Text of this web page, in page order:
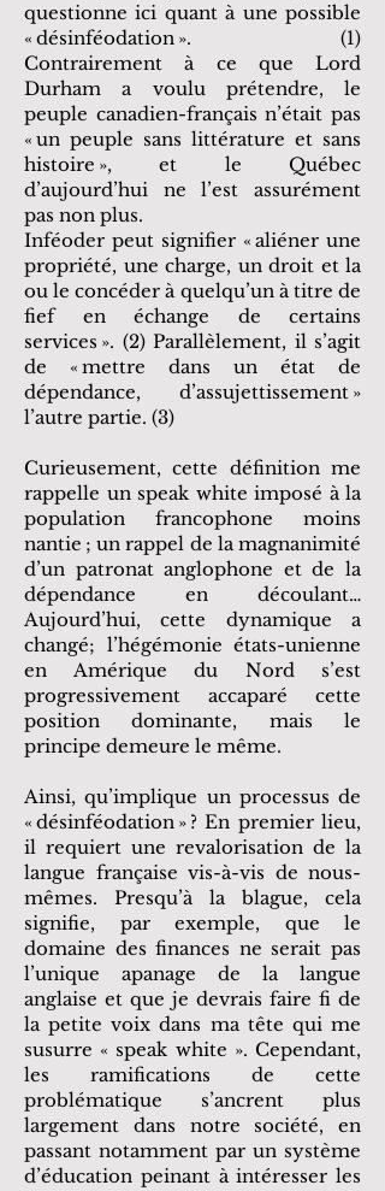
questionne ici quant à une possible
« désinféodation ». (1)
Contrairement à ce que Lord
Durham a voulu prétendre, le
peuple canadien-français n’était pas
« un peuple sans littérature et sans
histoire », et le Québec
d’aujourd’hui ne l’est assurément
pas non plus.
Inféoder peut signifier « aliéner une
propriété, une charge, un droit et la
ou le concéder à quelqu’un à titre de
fief en échange de certains
services ». (2) Parallèlement, il s’agit
de « mettre dans un état de
dépendance, d’assujettissement »
l’autre partie. (3)
Curieusement, cette définition me
rappelle un speak white imposé à la
population francophone moins
nantie ; un rappel de la magnanimité
d’un patronat anglophone et de la
dépendance en découlant…
Aujourd’hui, cette dynamique a
changé; l’hégémonie états-unienne
en Amérique du Nord s’est
progressivement accaparé cette
position dominante, mais le
principe demeure le même.
Ainsi, qu’implique un processus de
« désinféodation » ? En premier lieu,
il requiert une revalorisation de la
langue française vis-à-vis de nous-
mêmes. Presqu’à la blague, cela
signifie, par exemple, que le
domaine des finances ne serait pas
l’unique apanage de la langue
anglaise et que je devrais faire fi de
la petite voix dans ma tête qui me
susurre « speak white ». Cependant,
les ramifications de cette
problématique s’ancrent plus
largement dans notre société, en
passant notamment par un système
d’éducation peinant à intéresser les